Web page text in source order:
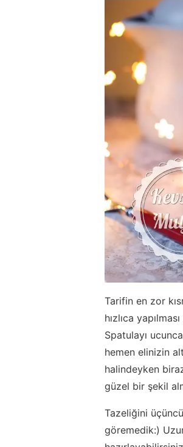
Tarifin en zor
hızlıca
Spatulayı
hemen elinizin
halindeyken
güzel bir şekil
Tazeliğini
göremedik:)